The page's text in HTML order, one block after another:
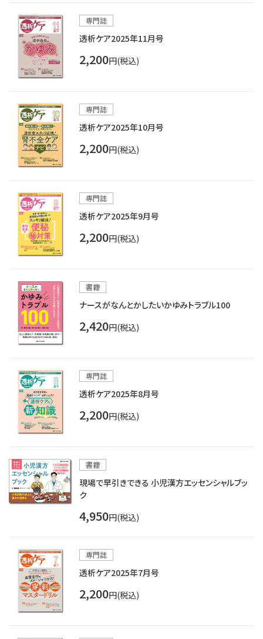
専門誌
透析ケア2025年11月号
2,200円(税込)
専門誌
透析ケア2025年10月号
2,200円(税込)
専門誌
透析ケア2025年9月号
2,200円(税込)
書籍
ナースがなんとかしたいかゆみトラブル100
2,420円(税込)
専門誌
透析ケア2025年8月号
2,200円(税込)
書籍
現場で早引きできる 小児漢方エッセンシャルブッ
ク
4,950円(税込)
専門誌
透析ケア2025年7月号
2,200円(税込)